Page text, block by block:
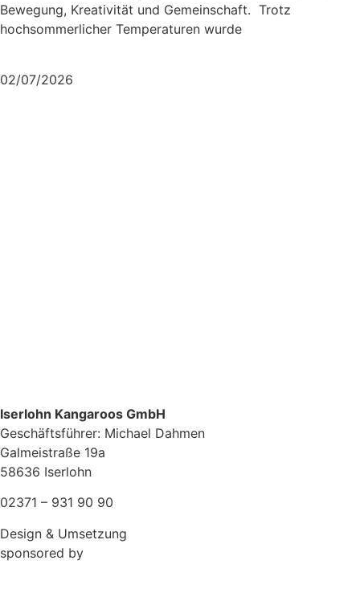
Bewegung, Kreativität und Gemeinschaft. Trotz
hochsommerlicher Temperaturen wurde
02/07/2026
Iserlohn Kangaroos GmbH
Geschäftsführer: Michael Dahmen
Galmeistraße 19a
58636 Iserlohn
02371 – 931 90 90
Design & Umsetzung
sponsored by